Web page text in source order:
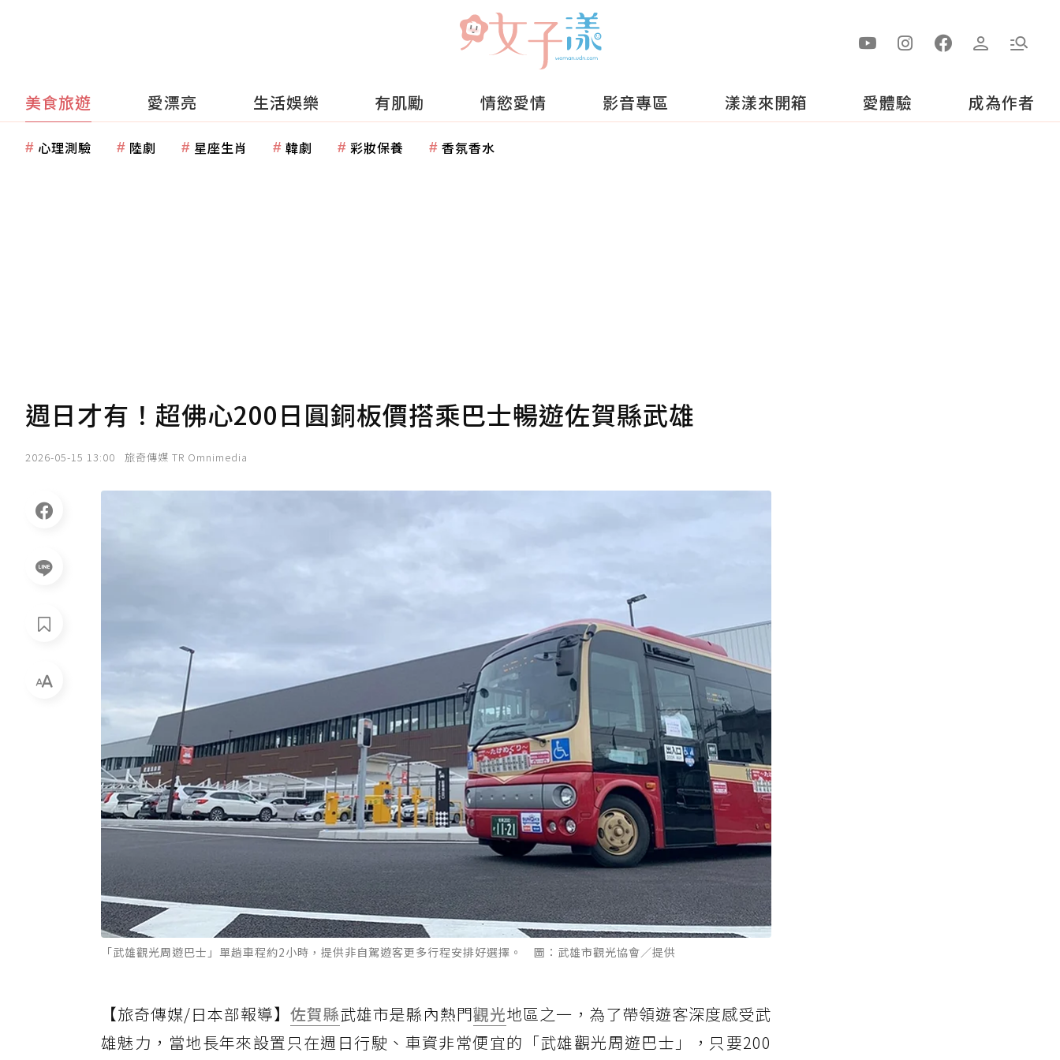
美食旅遊 愛漂亮 生活娛樂 有肌勵 情慾愛情 影音專區 漾漾來開箱 愛體驗 成為作者
心理測驗 陸劇 星座生肖 韓劇 彩妝保養 香氛香水
週日才有！超佛心200日圓銅板價搭乘巴士暢遊佐賀縣武雄
2026-05-15 13:00 旅奇傳媒 TR Omnimedia
「武雄觀光周遊巴士」單趟車程約2小時，提供非自駕遊客更多行程安排好選擇。 圖：武雄市觀光協會／提供
【旅奇傳媒/日本部報導】佐賀縣武雄市是縣內熱門觀光地區之一，為了帶領遊客深度感受武
雄魅力，當地長年來設置只在週日行駛、車資非常便宜的「武雄觀光周遊巴士」，只要200